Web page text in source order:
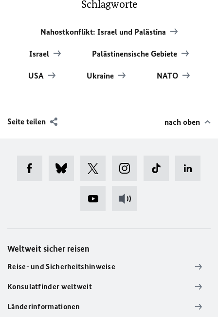
Schlagworte
Nahostkonflikt: Israel und Palästina
Israel Palästinensische Gebiete
USA Ukraine NATO
Seite teilen nach oben
Weltweit sicher reisen
Reise- und Sicherheitshinweise
Konsulatfinder weltweit
Länderinformationen